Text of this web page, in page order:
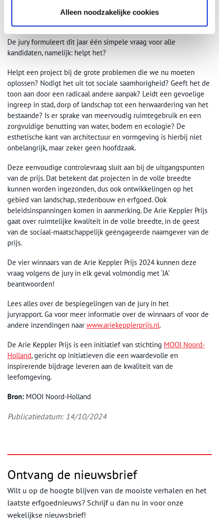
Alleen noodzakelijke cookies
Juryrapport
De jury formuleert dit jaar één simpele vraag voor alle
kandidaten, namelijk: helpt het?
Helpt een project bij de grote problemen die we nu moeten
oplossen? Nodigt het uit tot sociale saamhorigheid? Geeft het de
toon aan door een radicaal andere aanpak? Leidt een gevoelige
ingreep in stad, dorp of landschap tot een herwaardering van het
bestaande? Is er sprake van meervoudig ruimtegebruik en een
zorgvuldige benutting van water, bodem en ecologie? De
esthetische kant van architectuur en vormgeving is hierbij niet
onbelangrijk, maar zeker geen hoofdzaak.
Deze eenvoudige controlevraag sluit aan bij de uitgangspunten
van de prijs. Dat betekent dat projecten in de volle breedte
kunnen worden ingezonden, dus ook ontwikkelingen op het
gebied van landschap, stedenbouw en erfgoed. Ook
beleidsinspanningen komen in aanmerking. De Arie Keppler Prijs
gaat over ruimtelijke kwaliteit in de volle breedte, in de geest
van de sociaal-maatschappelijk geëngageerde naamgever van de
prijs.
De vier winnaars van de Arie Keppler Prijs 2024 kunnen deze
vraag volgens de jury in elk geval volmondig met ‘JA’
beantwoorden!
Lees alles over de bespiegelingen van de jury in het
juryrapport. Ga voor meer informatie over de winnaars of voor de
andere inzendingen naar www.ariekepplerprijs.nl.
De Arie Keppler Prijs is een initiatief van stichting MOOI Noord-
Holland, gericht op initiatieven die een waardevolle en
inspirerende bijdrage leveren aan de kwaliteit van de
leefomgeving.
Bron: MOOI Noord-Holland
Publicatiedatum: 14/10/2024
Ontvang de nieuwsbrief
Wilt u op de hoogte blijven van de mooiste verhalen en het
laatste erfgoednieuws? Schrijf u dan nu in voor onze
wekelijkse nieuwsbrief!